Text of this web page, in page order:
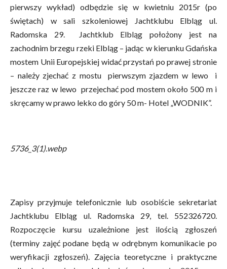
pierwszy wykład) odbędzie się w kwietniu 2015r (po
świętach) w sali szkoleniowej Jachtklubu Elbląg ul.
Radomska 29. Jachtklub Elbląg położony jest na
zachodnim brzegu rzeki Elbląg – jadąc w kierunku Gdańska
mostem Unii Europejskiej widać przystań po prawej stronie
– należy zjechać z mostu pierwszym zjazdem w lewo i
jeszcze raz w lewo przejechać pod mostem około 500 m i
skręcamy w prawo lekko do góry 50 m- Hotel „WODNIK”.
5736_3(1).webp
Zapisy przyjmuje telefonicznie lub osobiście sekretariat
Jachtklubu Elbląg ul. Radomska 29, tel. 552326720.
Rozpoczęcie kursu uzależnione jest ilością zgłoszeń
(terminy zajęć podane będą w odrębnym komunikacie po
weryfikacji zgłoszeń). Zajęcia teoretyczne i praktyczne